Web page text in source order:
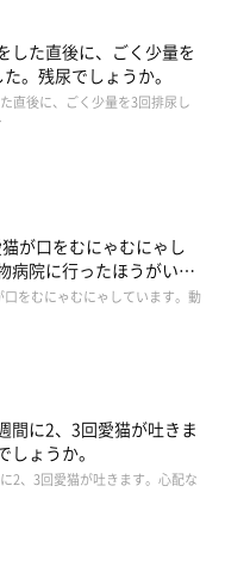
した直後に、ごく少量を
。残尿でしょうか。
直後に、ごく少量を3回排尿し
が口をむにゃむにゃし
病院に行ったほうがいい
口をむにゃむにゃしています。動
間に2、3回愛猫が吐きま
しょうか。
2、3回愛猫が吐きます。心配な